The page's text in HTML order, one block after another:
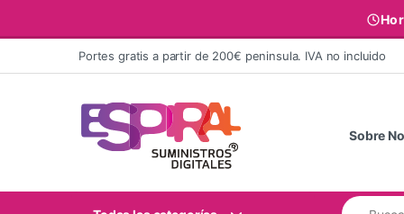
Ir al contenidoPortes gratis a partir de 200€ peninsula. IVA no incluido
Sobre
Buscar: